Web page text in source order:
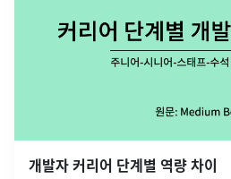
개발자 커리어 단계별 역량 차이